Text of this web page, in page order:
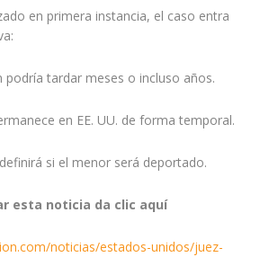
en primera instancia, el caso entra
podría tardar meses o incluso años.
en EE. UU. de forma temporal.
si el menor será deportado.
esta noticia da clic aquí
noticias/estados-unidos/juez-